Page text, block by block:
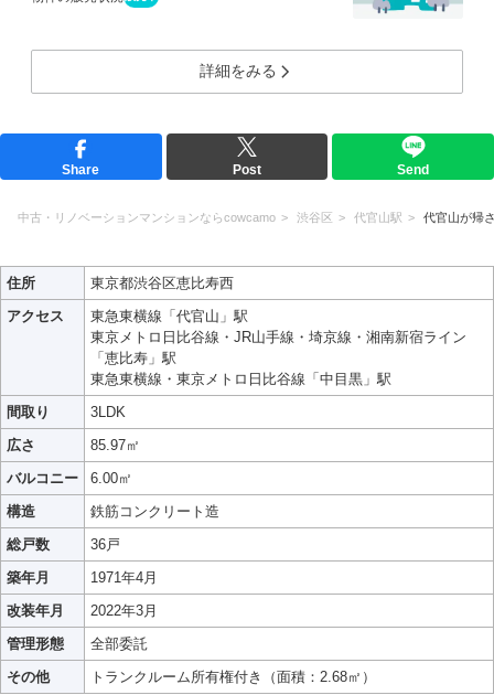
詳細をみる
Share Post Send
中古・リノベーションマンションならcowcamo 渋谷区 代官山駅 代官山が帰
住所
東京都渋谷区恵比寿西
アクセス
東急東横線「代官山」駅
東京メトロ日比谷線・JR山手線・埼京線・湘南新宿ライン
「恵比寿」駅
東急東横線・東京メトロ日比谷線「中目黒」駅
間取り
3LDK
広さ
85.97㎡
バルコニー
6.00㎡
構造
鉄筋コンクリート造
総戸数
36戸
築年月
1971年4月
改装年月
2022年3月
管理形態
全部委託
その他
トランクルーム所有権付き（面積：2.68㎡）